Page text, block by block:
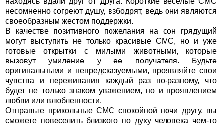
несомненно согреют душу, взбодрят, ведь они являются
своеобразным жестом поддержки.
В качестве позитивного пожелания на сон грядущий
могут выступить не только красивые СМС, но и уже
готовые открытки с милыми животными, которые
вызовут умиление у ее получателя. Будьте
оригинальными и непредсказуемыми, проявляйте свои
чувства и переживания каждый раз по-разному, что
будет не только знаком уважением, но и проявлением
любви или влюбленности.
Отправьте прикольные СМС спокойной ночи другу, вы
сможете повеселить близкого по духу человека чем-то